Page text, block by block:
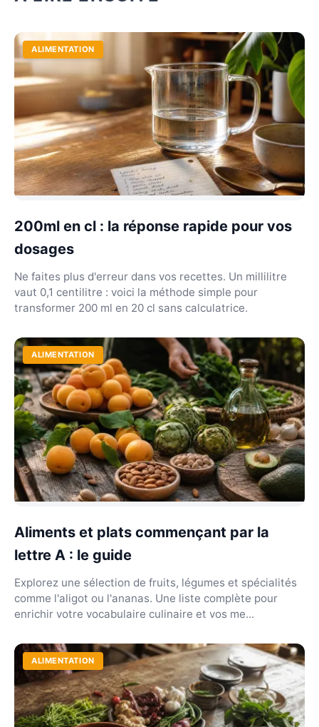
ALIMENTATION
200ml en cl : la réponse rapide pour vos
dosages
Ne faites plus d'erreur dans vos recettes. Un millilitre
vaut 0,1 centilitre : voici la méthode simple pour
transformer 200 ml en 20 cl sans calculatrice.
ALIMENTATION
Aliments et plats commençant par la
lettre A : le guide
Explorez une sélection de fruits, légumes et spécialités
comme l'aligot ou l'ananas. Une liste complète pour
enrichir votre vocabulaire culinaire et vos me...
ALIMENTATION